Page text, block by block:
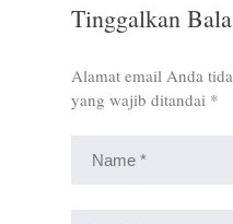
Tinggalkan
Alamat email Anda
yang wajib ditandai *